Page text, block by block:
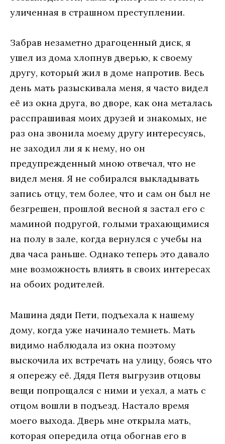
уличенная в страшном преступлении.
Забрав незаметно драгоценный диск, я
ушел из дома хлопнув дверью, к своему
другу, который жил в доме напротив. Весь
день мать разыскивала меня, я часто видел
её из окна друга, во дворе, как она металась
расспрашивая моих друзей и знакомых, не
раз она звонила моему другу интересуясь,
не заходил ли я к нему, но он
предупрежденный мною отвечал, что не
видел меня. Я не собирался выкладывать
запись отцу, тем более, что и сам он был не
безгрешен, прошлой весной я застал его с
маминой подругой, голыми трахающимися
на полу в зале, когда вернулся с учебы на
два часа раньше. Однако теперь это давало
мне возможность влиять в своих интересах
на обоих родителей.
Машина дяди Пети, подъехала к нашему
дому, когда уже начинало темнеть. Мать
видимо наблюдала из окна поэтому
выскочила их встречать на улицу, боясь что
я опережу её. Дядя Петя выгрузив отцовы
вещи попрощался с ними и уехал, а мать с
отцом вошли в подъезд. Настало время
моего выхода. Дверь мне открыла мать,
которая опередила отца обогнав его в